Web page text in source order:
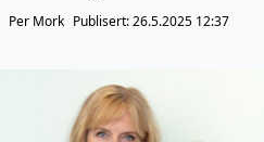
Per Mork Publisert:26.5.2025 12:37